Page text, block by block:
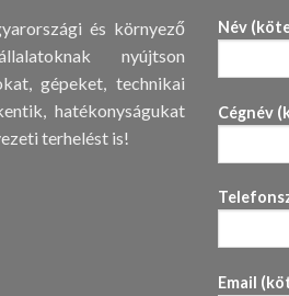
és környező
nyújtson
gépeket, technikai
hatékonyságukat
terhelést is!
Név
Cégnév
Email